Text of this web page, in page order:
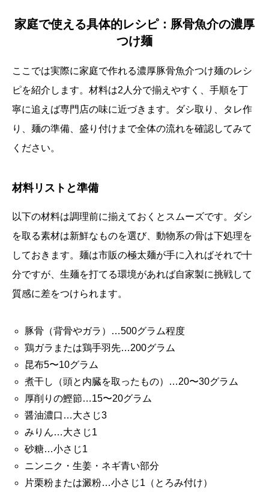
家庭で使える具体的レシピ：豚骨魚介の濃厚
つけ麺
ここでは実際に家庭で作れる濃厚豚骨魚介つけ麺のレシ
ピを紹介します。材料は2人分で揃えやすく、手順を丁
寧に追えば専門店の味に近づきます。ダシ取り、タレ作
り、麺の準備、盛り付けまで全体の流れを確認してみて
ください。
材料リストと準備
以下の材料は調理前に揃えておくとスムーズです。ダシ
を取る素材は新鮮なものを選び、動物系の骨は下処理を
しておきます。麺は市販の極太麺が手に入ればそれで十
分ですが、生麺を打てる環境があれば自家製に挑戦して
質感に差をつけられます。
豚骨（背骨やガラ）…500グラム程度
鶏ガラまたは鶏手羽先…200グラム
昆布5〜10グラム
煮干し（頭と内臓を取ったもの）…20〜30グラム
厚削りの鰹節…15〜20グラム
醤油濃口…大さじ3
みりん…大さじ1
砂糖…小さじ1
ニンニク・生姜・ネギ青い部分
片栗粉または澱粉…小さじ1（とろみ付け）